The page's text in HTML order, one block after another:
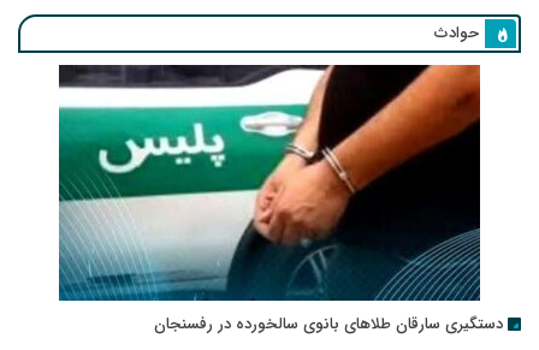
حوادث
دستگیری سارقان طلاهای بانوی سالخورده در رفسنجان